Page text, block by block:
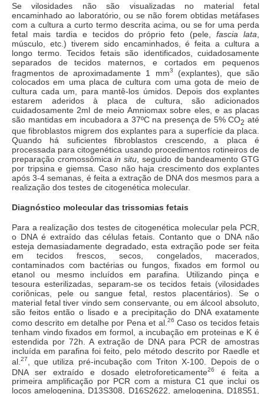
Se vilosidades não são visualizadas no material fetal
encaminhado ao laboratório, ou se não forem obtidas metáfases
com a cultura a curto termo descrita acima, ou se for uma perda
fetal mais tardia e tecidos do próprio feto (pele,fascia lata
músculo, etc.) tiverem sido encaminhados, é feita a cultura a
longo termo. Tecidos fetais são identificados, cuidadosamente
separados de tecidos maternos, e cortados em pequenos
fragmentos de aproximadamente 1 mm3
(explantes), que são
colocados em uma placa de cultura com uma gota de meio de
cultura cada um, para mantê-los úmidos. Depois dos explantes
estarem aderidos à placa de cultura, são adicionados
cuidadosamente 2ml de meio Amniomax sobre eles, e as placas
são mantidas em incubadora a 37ºC na presença de 5% CO2 até
que fibroblastos migrem dos explantes para a superfície da placa.
Quando há suficientes fibroblastos crescendo, a placa é
processada para citogenética usando procedimentos rotineiros de
preparação cromossômicain situ, seguido de bandeamento GTG
por tripsina e giemsa. Caso não haja crescimento dos explantes
após 3-4 semanas, é feita a extração de DNA dos mesmos para a
realização dos testes de citogenética molecular.
Diagnóstico molecular das trissomias fetais
Para a realização dos testes de citogenética molecular pela PCR,
o DNA é extraído das células fetais. Contanto que o DNA não
esteja demasiadamente degradado, esta extração pode ser feita
em tecidos frescos, secos, congelados, macerados,
contaminados com bactérias ou fungos, fixados em formol ou
etanol ou mesmo incluídos em parafina. Utilizando pinça e
tesoura esterilizadas, separam-se os tecidos fetais (vilosidades
coriônicas, pele ou sangue fetal, restos placentários). Se o
material fetal tiver vindo sem conservante, ou em álcool absoluto,
são feitos então o lisado e a precipitação do DNA exatamente
como descrito em detalhe por Pena et al. 26 Caso os tecidos fetais
tenham vindo fixados em formol, a incubação em proteinas e K é
estendida por 72h. A extração de DNA para PCR de amostras
incluída em parafina foi feito, pelo método descrito por Raedle et
al. 27
, que utiliza pré-incubação com Triton X-100. Depois de o
DNA ser extraído e dosado eletroforeticamente26
é feita a
primeira amplificação por PCR com a mistura C1 que inclui os
locos amelogenina, D13S308, D16S2622, amelogenina, D18S51,